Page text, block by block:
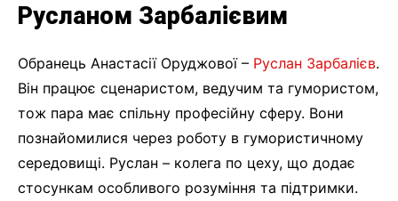
Русланом Зарбалієвим
Обранець Анастасії Оруджової – Руслан Зарбалієв.
Він працює сценаристом, ведучим та гумористом,
тож пара має спільну професійну сферу. Вони
познайомилися через роботу в гумористичному
середовищі. Руслан – колега по цеху, що додає
стосункам особливого розуміння та підтримки.